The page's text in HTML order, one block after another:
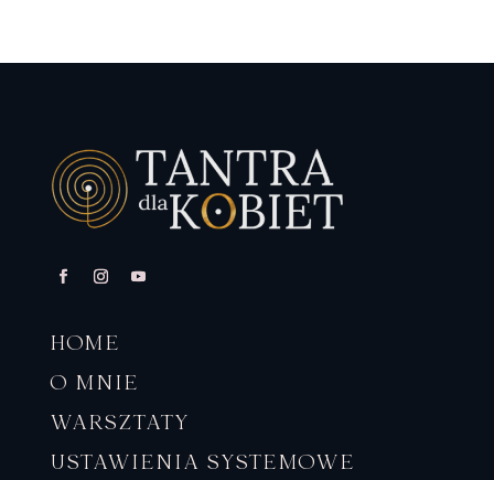
HOME
O MNIE
WARSZTATY
USTAWIENIA SYSTEMOWE